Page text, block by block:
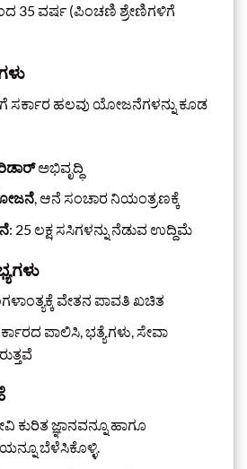
35 ವರ್ಷ (ಪಿಂಚಣಿ ಶ್ರೇಣಿಗಳಿಗೆ
ಹಲವು ಯೋಜನೆಗಳನ್ನು ಕೂಡ
ಅಭಿವೃದ್ಧಿ
, ಆನೆ ಸಂಚಾರ ನಿಯಂತ್ರಣಕ್ಕೆ
: 25 ಲಕ್ಷ ಸಸಿಗಳನ್ನು ನೆಡುವ ಉದ್ದಿಮೆ
ವೇತನ ಪಾವತಿ ಖಚಿತ
ಪಾಲಿಸಿ, ಭತ್ಯೆಗಳು, ಸೇವಾ
ಕುರಿತ ಜ್ಞಾನವನ್ನೂ ಹಾಗೂ
ಬೆಳೆಸಿಕೊಳ್ಳಿ.